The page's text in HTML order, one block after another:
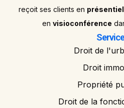
reçoit ses clients en présentiel
en visioconférence
Droit de
Droit
Propriété
Droit de la